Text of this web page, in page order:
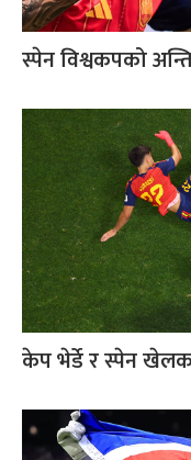
स्पेन विश्वकपको
केप भेर्डे र स्पेन